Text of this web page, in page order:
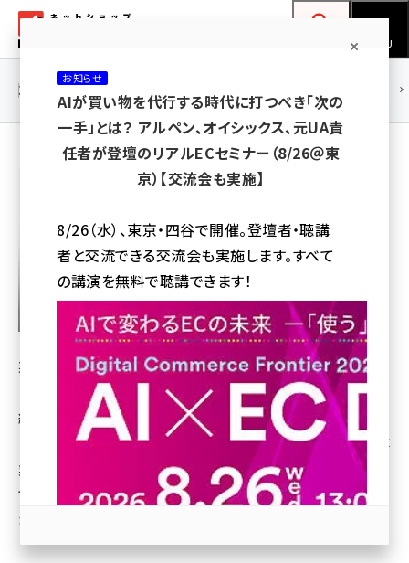
ン
ネットショップ担当者フォーラム
MENU
yahoo (1907)
楽天 (1874)
アスクル (1122)
base (1083)
ビィ・フォアード (777)
revico (744)
連載・特集 |
安達里枝（あだちりえ）
新潟を拠点に、コンテンツ企画からWebサイト制作・運用・
MA導入・SNS運用・集客まわりをワンストップで提供する
総合プロデュース企業を経営。 2009年の創業時からグ
ロースハックの手法を取り入れながら、ウェブを軸とした事
業成長の支援を行っている。 近年では、ウェブ解析士とし
て小規模事業から上場企業、自治体・観光サイトなど多様
なジャンルのサイト解析を手掛けている。
お知らせ
AIが買い物を代行する時代に打つべき「次の
一手」とは？ アルペン、オイシックス、元UA責
任者が登壇のリアルECセミナー（8/26＠東
京）【交流会も実施】
8/26（水）、東京・四谷で開催。登壇者・聴講
者と交流できる交流会も実施します。すべて
の講演を無料で聴講できます！